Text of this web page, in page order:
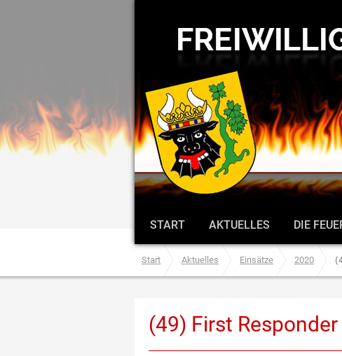
START AKTUELLES DIE
Start Aktuelles Einsätze 2020
(49) First